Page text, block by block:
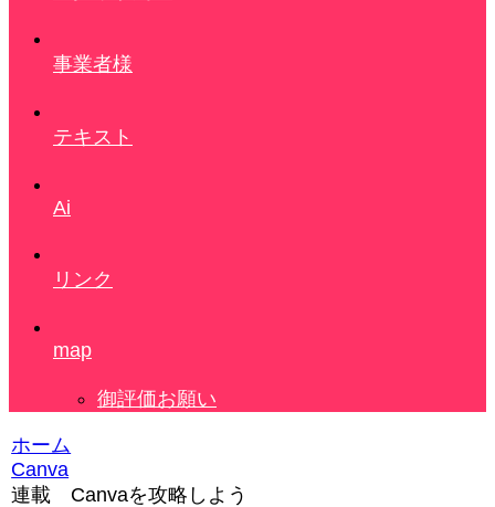
事業者様
テキスト
Ai
リンク
map
御評価お願い
ホーム
Canva
連載 Canvaを攻略しよう